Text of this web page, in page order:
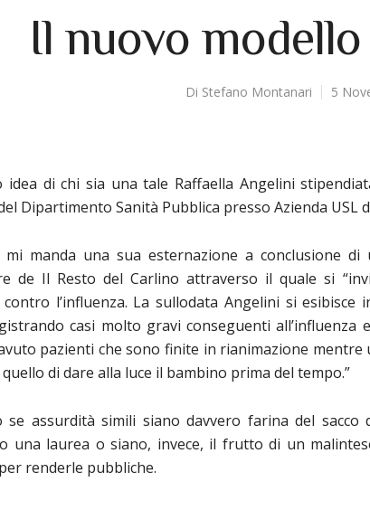
Il nuovo
Di Stefano Montanari 5
di chi sia una tale Raffaella Angelini
Dipartimento Sanità Pubblica presso Azienda USL
mi manda una sua esternazione a conclusione
de Il Resto del Carlino attraverso il quale si
contro l’influenza. La sullodata Angelini si esibisce
casi molto gravi conseguenti all’influenza
pazienti che sono finite in rianimazione
di dare alla luce il bambino prima del tempo.”
assurdità simili siano davvero farina del sacco
una laurea o siano, invece, il frutto di un
renderle pubbliche.